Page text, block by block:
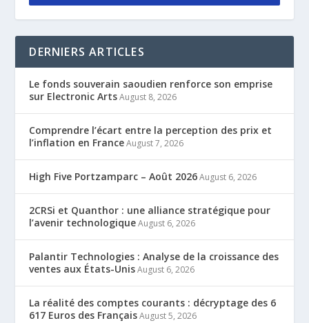
DERNIERS ARTICLES
Le fonds souverain saoudien renforce son emprise
sur Electronic Arts August 8, 2026
Comprendre l’écart entre la perception des prix et
l’inflation en France August 7, 2026
High Five Portzamparc – Août 2026 August 6, 2026
2CRSi et Quanthor : une alliance stratégique pour
l’avenir technologique August 6, 2026
Palantir Technologies : Analyse de la croissance des
ventes aux États-Unis August 6, 2026
La réalité des comptes courants : décryptage des 6
617 Euros des Français August 5, 2026